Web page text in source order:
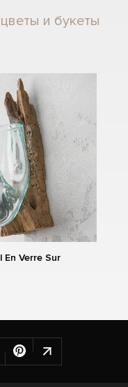
и букеты
En Verre Sur